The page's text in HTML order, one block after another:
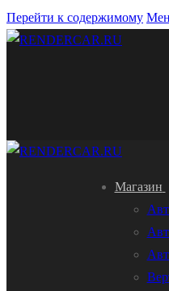
Перейти к содержимому
Магазин